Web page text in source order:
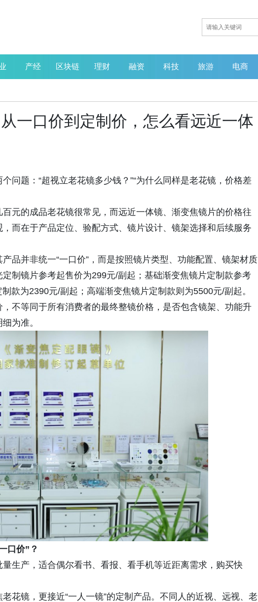
产经 区块链 理财 融资 科技 旅游 电商
一口价到定制价，怎么看远近一体
问题：“超视立老花镜多少钱？”“为什么同样是老花镜，价格差
元的成品老花镜很常见，而远近一体镜、渐变焦镜片的价格往
而在于产品定位、验配方式、镜片设计、镜架选择和后续服务
品并非统一“一口价”，而是按照镜片类型、功能配置、镜架材质
制镜片参考起售价为299元/副起；基础渐变焦镜片定制款参考
款为2390元/副起；高端渐变焦镜片定制款则为5500元/副起。
不等同于所有消费者的最终整镜价格，是否包含镜架、功能升
为准。
口价”？
生产，适合偶尔看书、看报、看手机等近距离需求，购买快
花镜，更接近“一人一镜”的定制产品。不同人的近视、远视、老